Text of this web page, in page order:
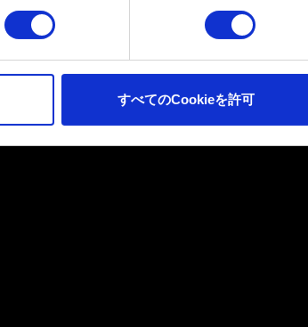
のです。その他のCookieは、ウェブサイトの
ドバックを送信します。また、ソーシャルメデ
ん。
すべてのCookieを許可